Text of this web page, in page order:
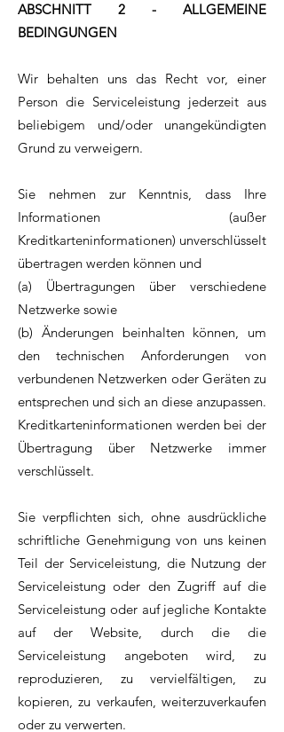
ABSCHNITT 2 - ALLGEMEINE
BEDINGUNGEN
Wir behalten uns das Recht vor, einer
Person die Serviceleistung jederzeit aus
beliebigem und/oder unangekündigten
Grund zu verweigern.
Sie nehmen zur Kenntnis, dass Ihre
Informationen (außer
Kreditkarteninformationen) unverschlüsselt
übertragen werden können und
(a) Übertragungen über verschiedene
Netzwerke sowie
(b) Änderungen beinhalten können, um
den technischen Anforderungen von
verbundenen Netzwerken oder Geräten zu
entsprechen und sich an diese anzupassen.
Kreditkarteninformationen werden bei der
Übertragung über Netzwerke immer
verschlüsselt.
Sie verpflichten sich, ohne ausdrückliche
schriftliche Genehmigung von uns keinen
Teil der Serviceleistung, die Nutzung der
Serviceleistung oder den Zugriff auf die
Serviceleistung oder auf jegliche Kontakte
auf der Website, durch die die
Serviceleistung angeboten wird, zu
reproduzieren, zu vervielfältigen, zu
kopieren, zu verkaufen, weiterzuverkaufen
oder zu verwerten.